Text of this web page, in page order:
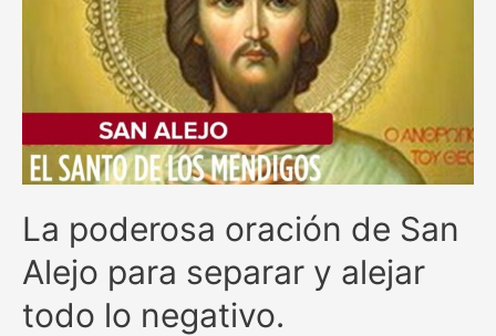
bienestar
La poderosa oración de San
Alejo para separar y alejar
todo lo negativo.